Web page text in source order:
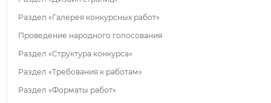
Раздел «Галерея конкурсных работ»
Проведение народного голосования
Раздел «Структура конкурса»
Раздел «Требования к работам»
Раздел «Форматы работ»